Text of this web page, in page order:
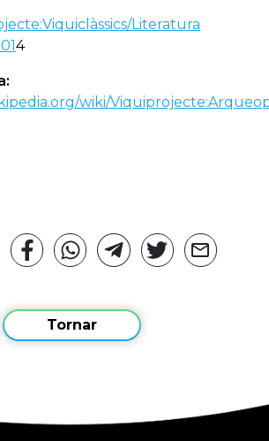
Literatura
4
wiki/
Tornar